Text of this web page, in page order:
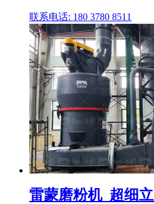
联系电话: 180 3780 8511
雷蒙磨粉机_超细